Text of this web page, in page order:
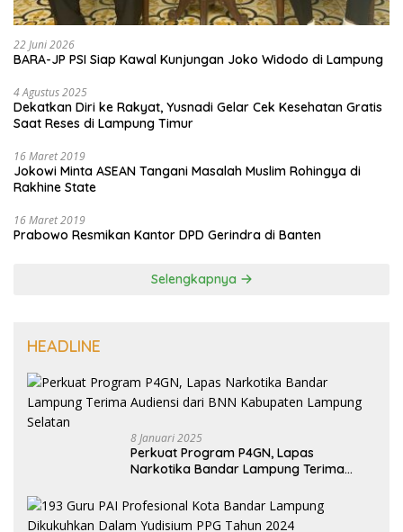
22 Juni 2026
BARA-JP PSI Siap Kawal Kunjungan Joko Widodo di Lampung
4 Agustus 2025
Dekatkan Diri ke Rakyat, Yusnadi Gelar Cek Kesehatan Gratis
Saat Reses di Lampung Timur
16 Maret 2019
Jokowi Minta ASEAN Tangani Masalah Muslim Rohingya di
Rakhine State
16 Maret 2019
Prabowo Resmikan Kantor DPD Gerindra di Banten
Selengkapnya
HEADLINE
8 Januari 2025
Perkuat Program P4GN, Lapas
Narkotika Bandar Lampung Terima
Selatan